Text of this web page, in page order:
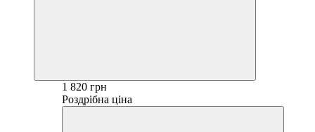
1 820 грн
Роздрібна ціна